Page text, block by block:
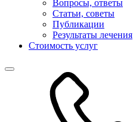
Вопросы, ответы
Статьи, советы
Публикации
Результаты лечения
Стоимость услуг